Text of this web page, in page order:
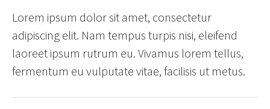
Lorem ipsum dolor sit amet, consectetur
adipiscing elit. Nam tempus turpis nisi, eleifend
laoreet ipsum rutrum eu. Vivamus lorem tellus,
fermentum eu vulputate vitae, facilisis ut metus.